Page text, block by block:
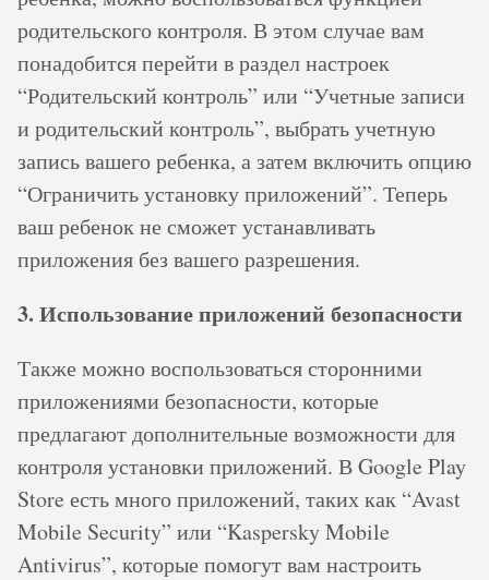
родительского контроля. В этом случае вам
понадобится перейти в раздел настроек
“Родительский контроль” или “Учетные записи
и родительский контроль”, выбрать учетную
запись вашего ребенка, а затем включить опцию
“Ограничить установку приложений”. Теперь
ваш ребенок не сможет устанавливать
приложения без вашего разрешения.
3. Использование приложений безопасности
Также можно воспользоваться сторонними
приложениями безопасности, которые
предлагают дополнительные возможности для
контроля установки приложений. В Google Play
Store есть много приложений, таких как “Avast
Mobile Security” или “Kaspersky Mobile
Antivirus”, которые помогут вам настроить